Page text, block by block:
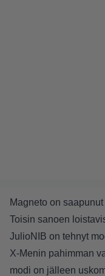
Magneto on
Toisin sanoen
JulioNIB on tehnyt
X-Menin pahimman
modi on jälleen